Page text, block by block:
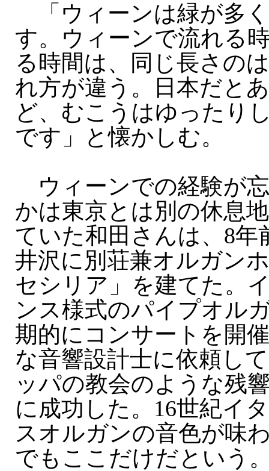
「ウィーンは緑が多
す。ウィーンで流れる
る時間は、同じ長さの
れ方が違う。日本だと
ど、むこうはゆったり
です」と懐かしむ。
ウィーンでの経験が
かは東京とは別の休息
ていた和田さんは、8年
井沢に別荘兼オルガン
セシリア」を建てた。
ンス様式のパイプオル
期的にコンサートを開
な音響設計士に依頼し
ッパの教会のような残
に成功した。16世紀イ
スオルガンの音色が味
でもここだけだという